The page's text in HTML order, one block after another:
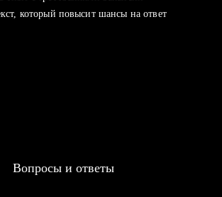
который повысит шансы на ответ
Вопросы и ответы